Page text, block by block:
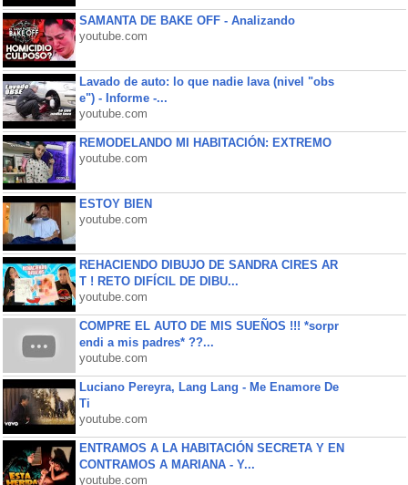
SAMANTA DE BAKE OFF - Analizando
youtube.com
Lavado de auto: lo que nadie lava (nivel "obs
e") - Informe -...
youtube.com
REMODELANDO MI HABITACIÓN: EXTREMO
youtube.com
ESTOY BIEN
youtube.com
REHACIENDO DIBUJO DE SANDRA CIRES AR
T ! RETO DIFÍCIL DE DIBU...
youtube.com
COMPRE EL AUTO DE MIS SUEÑOS !!! *sorpr
endi a mis padres* ??...
youtube.com
Luciano Pereyra, Lang Lang - Me Enamore De
Ti
youtube.com
ENTRAMOS A LA HABITACIÓN SECRETA Y EN
CONTRAMOS A MARIANA - Y...
youtube.com